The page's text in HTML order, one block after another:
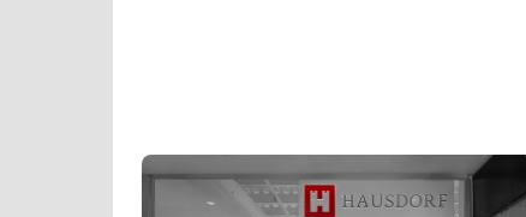
Мойки
Мультиварки
Pando
Restart